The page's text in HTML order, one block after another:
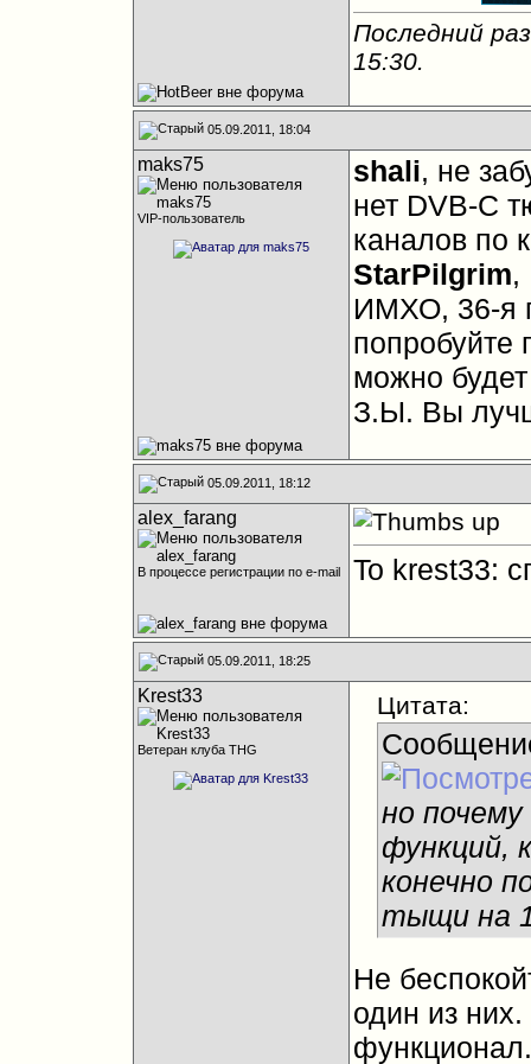
Последний
15:30.
05.09.2011, 18:04
maks75
VIP-пользователь
shali, не
нет DVB-C
каналов по
StarPilgrim,
ИМХО, 36-я
попробуйте
можно
З.Ы. Вы
05.09.2011, 18:12
alex_farang
В процессе регистрации по e-mail To krest33:
05.09.2011, 18:25
Krest33
Ветеран клуба THG
Цитата:
но
функций,
конечно
тыщи на
Не
один из